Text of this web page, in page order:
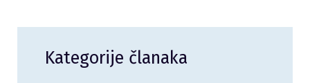
Kategorije članaka